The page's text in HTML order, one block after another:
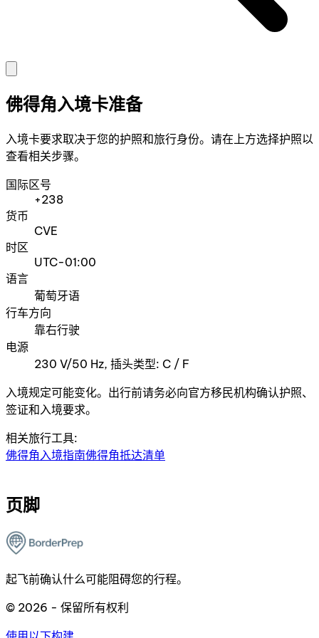
佛得角入境卡准备
入境卡要求取决于您的护照和旅行身份。请在上方选择护照以
查看相关步骤。
国际区号
+238
货币
CVE
时区
UTC-01:00
语言
葡萄牙语
行车方向
靠右行驶
电源
230 V/50 Hz, 插头类型: C / F
入境规定可能变化。出行前请务必向官方移民机构确认护照、
签证和入境要求。
相关旅行工具:
佛得角入境指南佛得角抵达清单
页脚
起飞前确认什么可能阻碍您的行程。
© 2026 - 保留所有权利